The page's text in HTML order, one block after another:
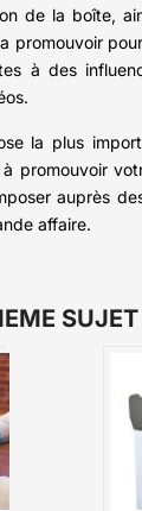
de la boîte,
promouvoir
à des
la plus
à promouvoir
auprès
affaire.
SUJET